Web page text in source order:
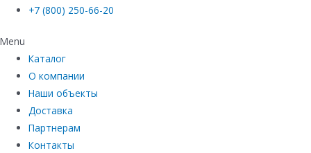
+7 (800) 250-66-20
Menu
Каталог
О компании
Наши объекты
Доставка
Партнерам
Контакты